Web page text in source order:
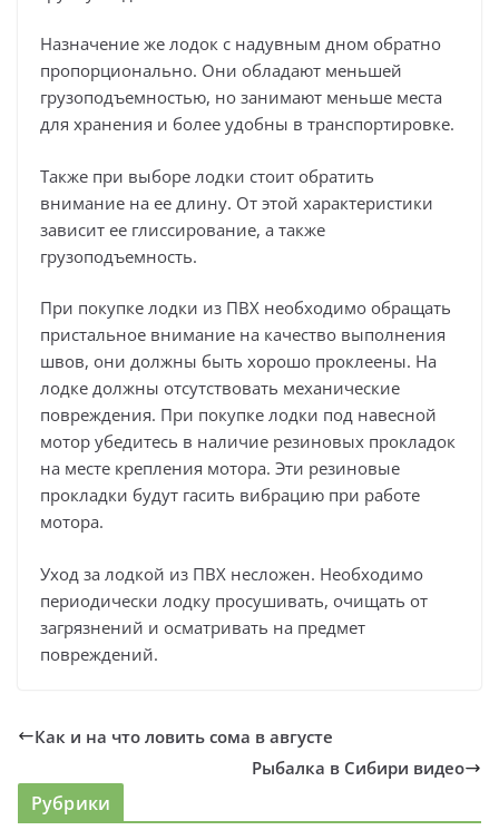
Назначение же лодок с надувным дном обратно
пропорционально. Они обладают меньшей
грузоподъемностью, но занимают меньше места
для хранения и более удобны в транспортировке.
Также при выборе лодки стоит обратить
внимание на ее длину. От этой характеристики
зависит ее глиссирование, а также
грузоподъемность.
При покупке лодки из ПВХ необходимо обращать
пристальное внимание на качество выполнения
швов, они должны быть хорошо проклеены. На
лодке должны отсутствовать механические
повреждения. При покупке лодки под навесной
мотор убедитесь в наличие резиновых прокладок
на месте крепления мотора. Эти резиновые
прокладки будут гасить вибрацию при работе
мотора.
Уход за лодкой из ПВХ несложен. Необходимо
периодически лодку просушивать, очищать от
загрязнений и осматривать на предмет
повреждений.
Как и на что ловить сома в августе
Рыбалка в Сибири видео
Рубрики